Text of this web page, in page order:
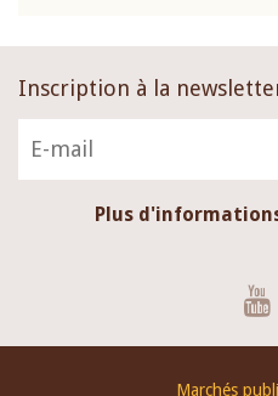
Inscription à la
Plus
Marchés